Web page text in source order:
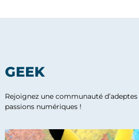
GEEK
Rejoignez une communauté
passions numériques !